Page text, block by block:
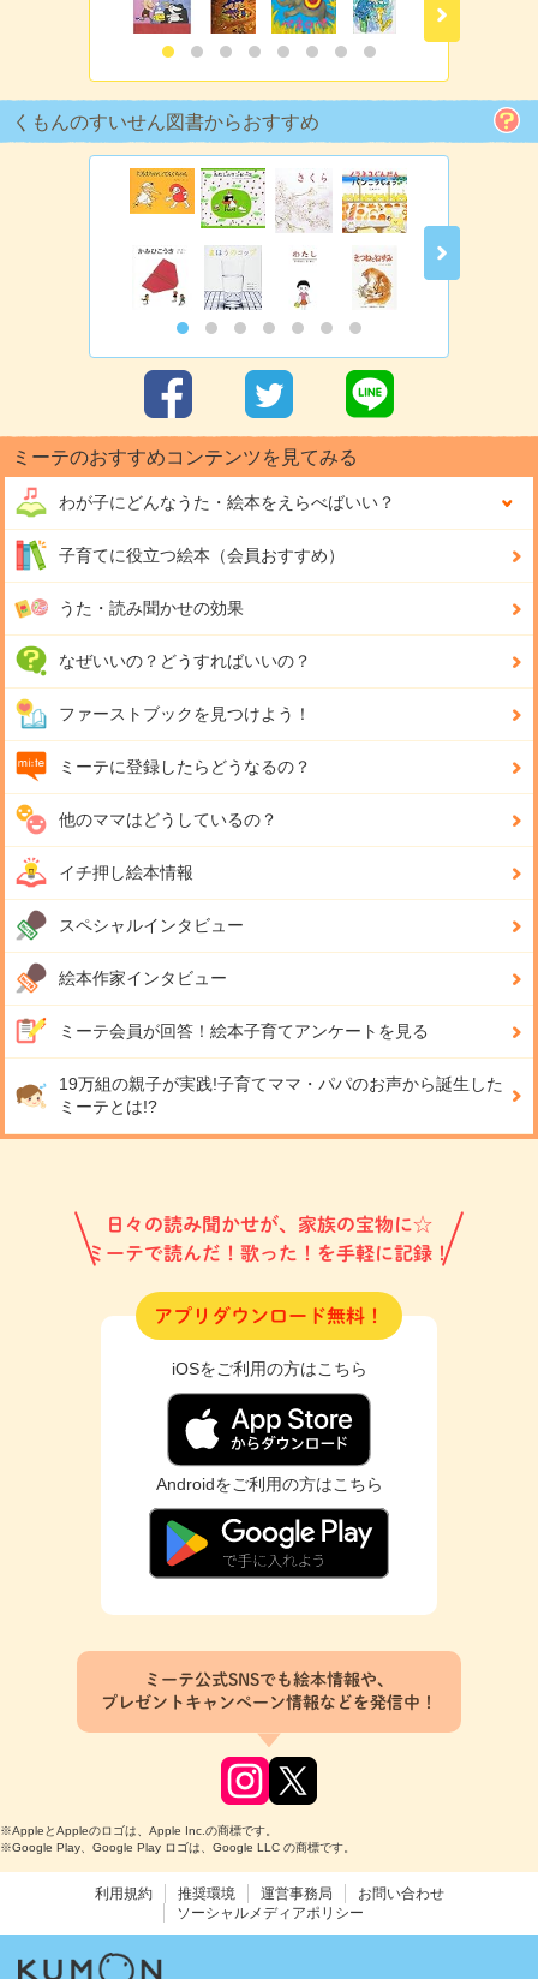
くもんのすいせん図書からおすすめ
ミーテのおすすめコンテンツを見てみる
わが子にどんなうた・絵本をえらべばいい？
子育てに役立つ絵本（会員おすすめ）
うた・読み聞かせの効果
なぜいいの？どうすればいいの？
ファーストブックを見つけよう！
ミーテに登録したらどうなるの？
他のママはどうしているの？
イチ押し絵本情報
スペシャルインタビュー
絵本作家インタビュー
ミーテ会員が回答！ 絵本子育てアンケートを見る
19万組の親子が実践!子育てママ・パパのお声から誕生した
ミーテとは!?
日々の読み聞かせが、家族の宝物に☆
ミーテで読んだ！歌った！を手軽に記録！
アプリダウンロード無料！
iOSをご利用の方はこちら
Androidをご利用の方はこちら
ミーテ公式SNSでも絵本情報や、
プレゼントキャンペーン情報などを発信中！
※AppleとAppleのロゴは、Apple Inc.の商標です。
※Google Play、Google Play ロゴは、Google LLC の商標です。
利用規約 推奨環境 運営事務局
お問い合わせ
ソーシャルメディアポリシー